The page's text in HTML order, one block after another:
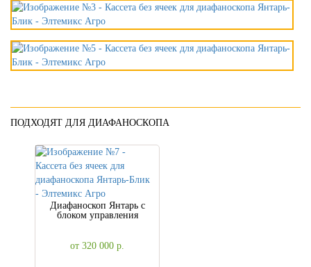
ПОДХОДЯТ ДЛЯ ДИАФАНОСКОПА
Диафаноскоп Янтарь с
блоком управления
от 320 000 р.